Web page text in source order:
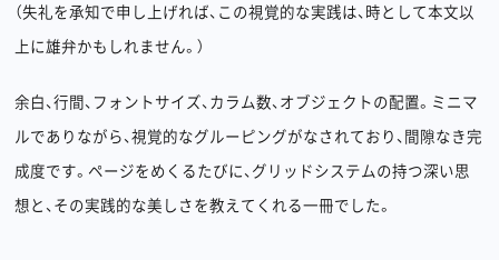
（失礼を承知で申し上げれば、この視覚的な実践は、時として本文以
上に雄弁かもしれません。）
余白、行間、フォントサイズ、カラム数、オブジェクトの配置。ミニマ
ルでありながら、視覚的なグルーピングがなされており、間隙なき完
成度です。ページをめくるたびに、グリッドシステムの持つ深い思
想と、その実践的な美しさを教えてくれる一冊でした。